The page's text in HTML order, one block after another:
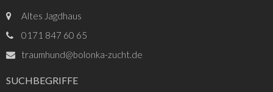
Altes Jagdhaus
0171 847 60 65
traumhund@bolonka-zucht.de
SUCHBEGRIFFE